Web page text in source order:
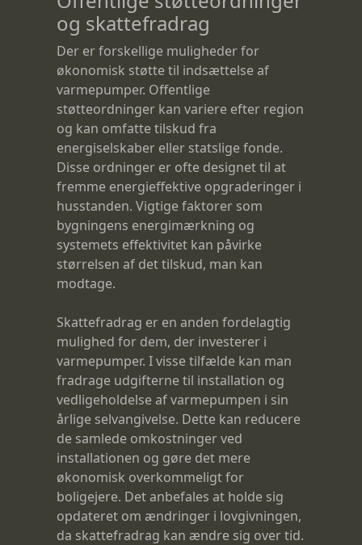
og skattefradrag
Der er forskellige muligheder for
økonomisk støtte til indsættelse af
varmepumper. Offentlige
støtteordninger kan variere efter region
og kan omfatte tilskud fra
energiselskaber eller statslige fonde.
Disse ordninger er ofte designet til at
fremme energieffektive opgraderinger i
husstanden. Vigtige faktorer som
bygningens energimærkning og
systemets effektivitet kan påvirke
størrelsen af det tilskud, man kan
modtage.
Skattefradrag er en anden fordelagtig
mulighed for dem, der investerer i
varmepumper. I visse tilfælde kan man
fradrage udgifterne til installation og
vedligeholdelse af varmepumpen i sin
årlige selvangivelse. Dette kan reducere
de samlede omkostninger ved
installationen og gøre det mere
økonomisk overkommeligt for
boligejere. Det anbefales at holde sig
opdateret om ændringer i lovgivningen,
da skattefradrag kan ændre sig over tid.